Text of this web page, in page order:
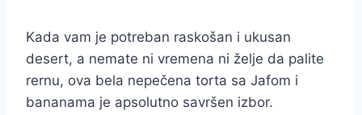
Kada vam je potreban raskošan i ukusan
desert, a nemate ni vremena ni želje da palite
rernu, ova bela nepečena torta sa Jafom i
bananama je apsolutno savršen izbor.